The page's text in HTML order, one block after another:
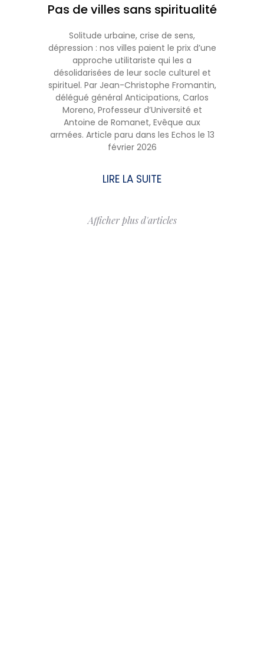
Pas de villes sans spiritualité
Solitude urbaine, crise de sens,
dépression : nos villes paient le prix d’une
approche utilitariste qui les a
désolidarisées de leur socle culturel et
spirituel. Par Jean-Christophe Fromantin,
délégué général Anticipations, Carlos
Moreno, Professeur d’Université et
Antoine de Romanet, Evêque aux
armées. Article paru dans les Echos le 13
février 2026
LIRE LA SUITE
Afficher plus d'articles